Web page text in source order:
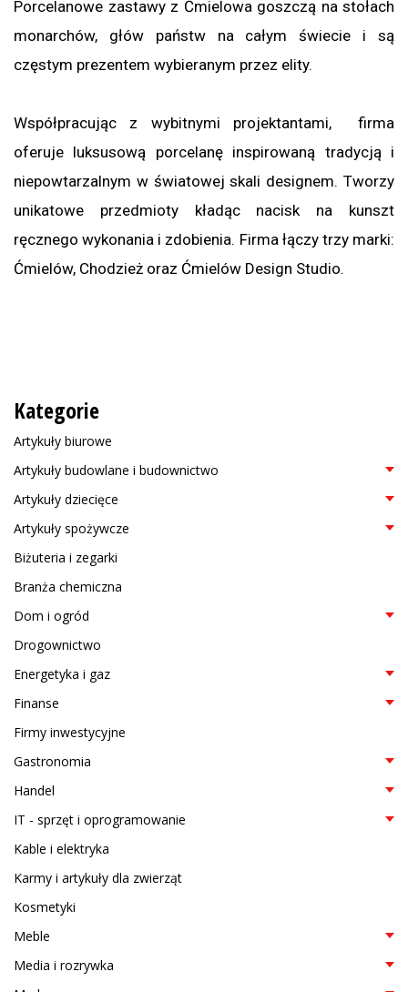
Porcelanowe zastawy z Ćmielowa goszczą na stołach
monarchów, głów państw na całym świecie i są
częstym prezentem wybieranym przez elity.
Współpracując z wybitnymi projektantami, firma
oferuje luksusową porcelanę inspirowaną tradycją i
niepowtarzalnym w światowej skali designem. Tworzy
unikatowe przedmioty kładąc nacisk na kunszt
ręcznego wykonania i zdobienia. Firma łączy trzy marki:
Ćmielów, Chodzież oraz Ćmielów Design Studio.
Kategorie
Artykuły biurowe
Artykuły budowlane i budownictwo
Artykuły dziecięce
Artykuły spożywcze
Biżuteria i zegarki
Branża chemiczna
Dom i ogród
Drogownictwo
Energetyka i gaz
Finanse
Firmy inwestycyjne
Gastronomia
Handel
IT - sprzęt i oprogramowanie
Kable i elektryka
Karmy i artykuły dla zwierząt
Kosmetyki
Meble
Media i rozrywka